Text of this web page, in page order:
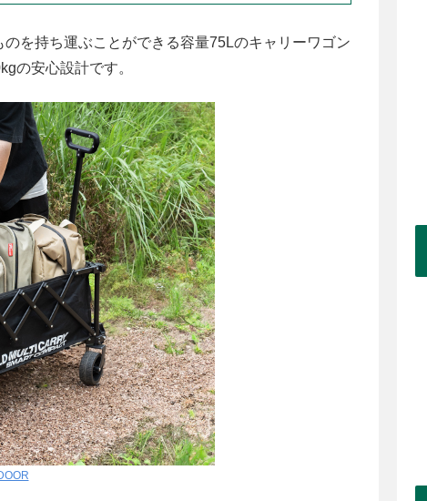
を持ち運ぶことができる容量75Lのキャリーワゴン
の安心設計です。